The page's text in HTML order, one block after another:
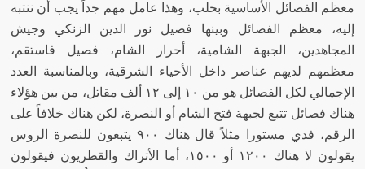
معظم الفصائل الأساسية بحلب، وهذا عامل مهم جداً يجب أن ننتبه
إليه، معظم الفصائل وبينها فصيل نور الدين الزنكي وجيش
المجاهدين، الجبهة الشامية، أحرار الشام، فصيل فاستقم،
معظمهم لديهم عناصر داخل الأحياء الشرقية، وبالمناسبة العدد
الإجمالي لكل الفصائل هو من ١٠ إلى ١٢ ألف مقاتل، من بين هؤلاء
هناك فصائل تتبع لجبهة فتح الشام أو النصرة، لكن هناك خلافاً على
الرقم، فدي مستورا مثلاً قال هناك ٩٠٠ يتبعون للنصرة الروس
يقولون لا هناك ١٢٠٠ أو ١٥٠٠، أما الأتراك والقطريون فيقولون